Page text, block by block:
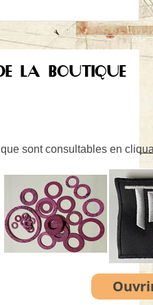
LA BOUTIQUE
sont consultables en